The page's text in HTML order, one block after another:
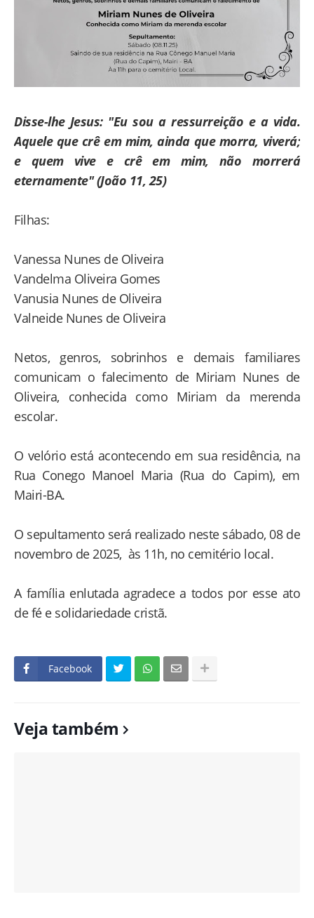
Disse-lhe Jesus: "Eu sou a ressurreição e a vida.
Aquele que crê em mim, ainda que morra, viverá;
e quem vive e crê em mim, não morrerá
eternamente" (João 11, 25)
Filhas:
Vanessa Nunes de Oliveira
Vandelma Oliveira Gomes
Vanusia Nunes de Oliveira
Valneide Nunes de Oliveira
Netos, genros, sobrinhos e demais familiares
comunicam o falecimento de Miriam Nunes de
Oliveira, conhecida como Miriam da merenda
escolar.
O velório está acontecendo em sua residência, na
Rua Conego Manoel Maria (Rua do Capim), em
Mairi-BA.
O sepultamento será realizado neste sábado, 08 de
novembro de 2025, às 11h, no cemitério local.
A família enlutada agradece a todos por esse ato
de fé e solidariedade cristã.
Facebook
Veja também